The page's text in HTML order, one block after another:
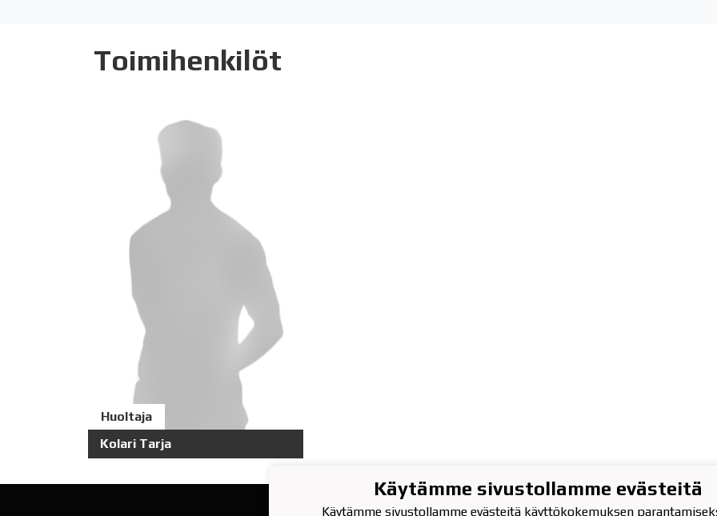
Toimihenkilöt
Huoltaja
Kolari Tarja
Rajakatu 13, 2.krs
Käytämme sivustollamme evästeitä
Käytämme sivustollamme evästeitä käyttökokemuksen